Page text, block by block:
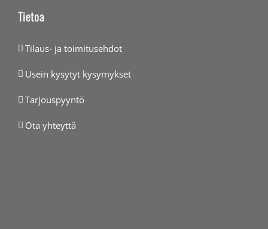
Tietoa
Tilaus- ja toimitusehdot
Usein kysytyt kysymykset
Tarjouspyyntö
Ota yhteyttä